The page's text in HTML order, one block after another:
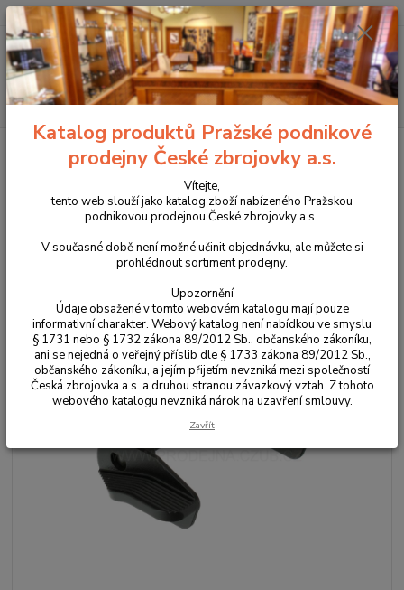
Menu
Hledat
+420 225 375 800
Příslušenství, doplňky a náhradní díly Pro pistole
Set rozšířených pojistek pro CZ Shadow 2 a CZ TS 2
Set rozšířených pojistek pro CZ
Shadow 2 a CZ TS 2
Katalog produktů Pražské podnikové
prodejny České zbrojovky a.s.
Vítejte,
tento web slouží jako katalog zboží nabízeného Pražskou
podnikovou prodejnou České zbrojovky a.s..
V současné době není možné učinit objednávku, ale můžete si
prohlédnout sortiment prodejny.
Upozornění
Údaje obsažené v tomto webovém katalogu mají pouze
informativní charakter. Webový katalog není nabídkou ve smyslu
§ 1731 nebo § 1732 zákona 89/2012 Sb., občanského zákoníku,
ani se nejedná o veřejný příslib dle § 1733 zákona 89/2012 Sb.,
občanského zákoníku, a jejím přijetím nevzniká mezi společností
Česká zbrojovka a.s. a druhou stranou závazkový vztah. Z tohoto
webového katalogu nevzniká nárok na uzavření smlouvy.
Zavřít